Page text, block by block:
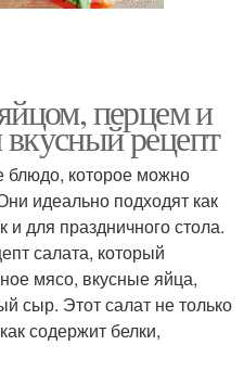
перцем и
рецепт
блюдо, которое можно
идеально подходят как
для праздничного стола.
салата, который
мясо, вкусные яйца,
сыр. Этот салат не только
содержит белки,